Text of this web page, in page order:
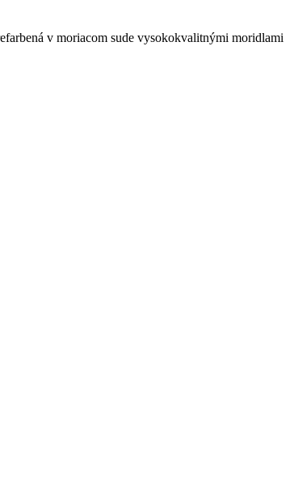
v moriacom sude vysokokvalitnými moridlami